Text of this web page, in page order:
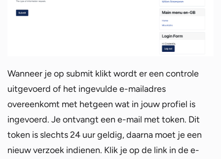
Wanneer je op submit klikt wordt er een controle
uitgevoerd of het ingevulde e-mailadres
overeenkomt met hetgeen wat in jouw profiel is
ingevoerd. Je ontvangt een e-mail met token. Dit
token is slechts 24 uur geldig, daarna moet je een
nieuw verzoek indienen. Klik je op de link in de e-